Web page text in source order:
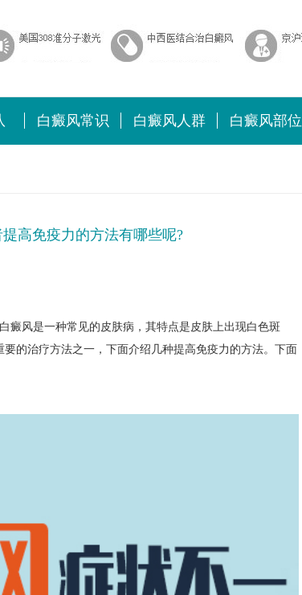
白癜风常识 白癜风人群 白癜风部位
高免疫力的方法有哪些呢?
白癜风是一种常见的皮肤病，其特点是皮肤上出现白色斑
的治疗方法之一，下面介绍几种提高免疫力的方法。下面